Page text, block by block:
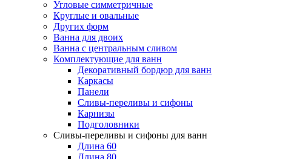
Угловые симметричные
Круглые и овальные
Других форм
Ванна для двоих
Ванна с центральным сливом
Комплектующие для ванн
Декоративный бордюр для ванн
Каркасы
Панели
Сливы-переливы и сифоны
Карнизы
Подголовники
Сливы-переливы и сифоны для ванн
Длина 60
Длина 80